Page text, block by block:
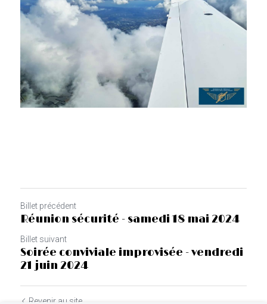
Billet précédent
Réunion sécurité - samedi 18 mai 2024
Billet suivant
Soirée conviviale improvisée - vendredi
21 juin 2024
Revenir au site